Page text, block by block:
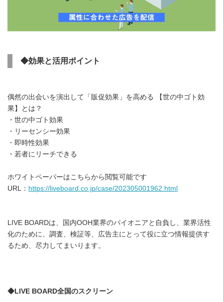
◆効果と活用ポイント
偶然の出会いを演出して「販促効果」を高める 【世の中ゴト効
果】とは？
・世の中ゴト効果
・リーセンシー効果
・即時性効果
・若者にリーチできる
ホワイトペーパーはこちらから閲覧可能です
URL： https://liveboard.co.jp/case/202305001962.html
LIVE BOARDは、国内OOH業界のパイオニアと自負し、業界活性
化のために、調査、検証等、広告主にとって役に立つ情報提供す
るため、尽力してまいります。
◆LIVE BOARD全国のスクリーン